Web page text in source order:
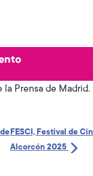
la Prensa de Madrid.
FESCI, Festival de
Alcorcón 2025